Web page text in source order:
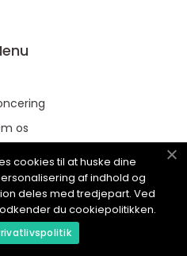
os
os
cookies til at huske dine
af indhold og
deles med tredjepart. Ved
du cookiepolitikken.